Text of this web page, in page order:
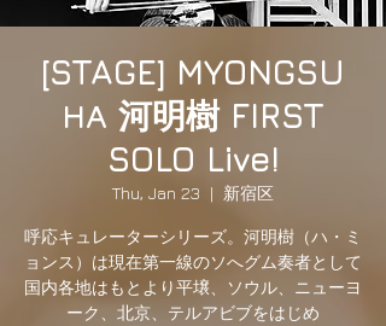
[STAGE] MYONGSU
НА 河明樹 FIRST
SOLO Live!
Thu, Jan 23
  |
新宿区
呼応キュレーターシリーズ。河明樹（ハ・ミ
ョンス）は現在第一線のソへグム奏者として
国内各地はもとより平壌、ソウル、ニューヨ
ーク、北京、テルアビブをはじめ